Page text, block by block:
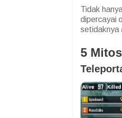
Tidak
dipercayai
setidaknya
5